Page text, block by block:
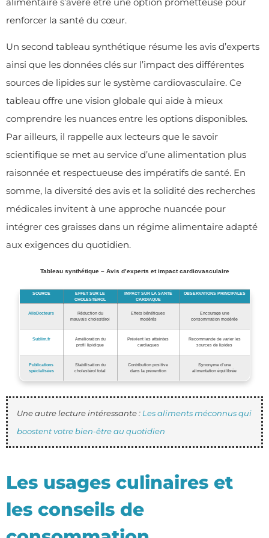
renforcer la santé du cœur.
Un second tableau synthétique résume les avis d’experts
ainsi que les données clés sur l’impact des différentes
sources de lipides sur le système cardiovasculaire. Ce
tableau offre une vision globale qui aide à mieux
comprendre les nuances entre les options disponibles.
Par ailleurs, il rappelle aux lecteurs que le savoir
scientifique se met au service d’une alimentation plus
raisonnée et respectueuse des impératifs de santé. En
somme, la diversité des avis et la solidité des recherches
médicales invitent à une approche nuancée pour
intégrer ces graisses dans un régime alimentaire adapté
aux exigences du quotidien.
Tableau synthétique – Avis d’experts et impact cardiovasculaire
SOURCE
EFFET SUR LE
CHOLESTÉROL
IMPACT SUR LA SANTÉ
CARDIAQUE
OBSERVATIONS PRINCIPALES
AlloDocteurs
Réduction du
mauvais cholestérol
Effets bénéfiques
modérés
Encourage une
consommation modérée
Sublim.fr
Amélioration du
profil lipidique
Prévient les atteintes
cardiaques
Recommande de varier les
sources de lipides
Publications
spécialisées
Stabilisation du
cholestérol total
Contribution positive
dans la prévention
Synonyme d’une
alimentation équilibrée
Une autre lecture intéressante : Les aliments méconnus qui
boostent votre bien-être au quotidien
Les usages culinaires et
les conseils de